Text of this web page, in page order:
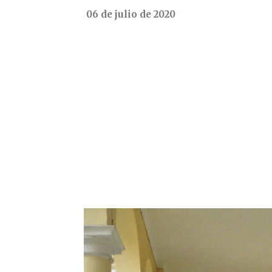
06 de julio de 2020